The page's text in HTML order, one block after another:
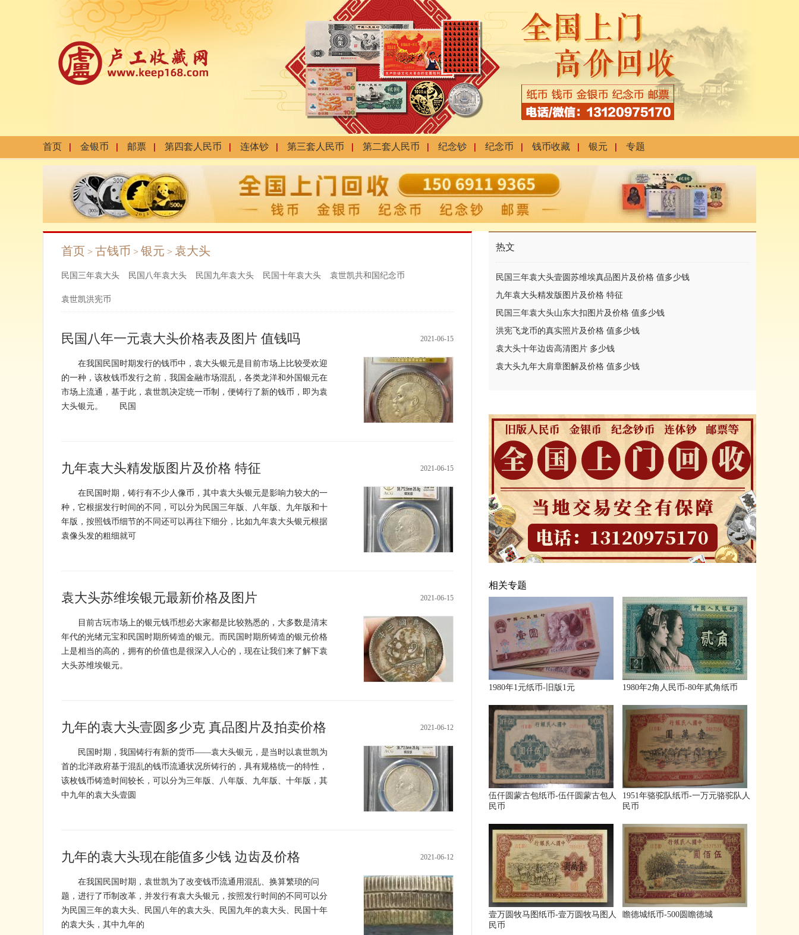
首页 金银币 邮票 第四套人民币 连体钞 第三套人民币 第二套人民币 纪念钞 纪念币 钱币收藏 银元 专题
首页 > 古钱币 > 银元 > 袁大头
民国三年袁大头 民国八年袁大头 民国九年袁大头 民国十年袁大头 袁世凯共和国纪念币
袁世凯洪宪币
民国八年一元袁大头价格表及图片 值钱吗 2021-06-15
在我国民国时期发行的钱币中，袁大头银元是目前市场上比较受欢迎
的一种，该枚钱币发行之前，我国金融市场混乱，各类龙洋和外国银元在
市场上流通，基于此，袁世凯决定统一币制，便铸行了新的钱币，即为袁
大头银元。 民国
九年袁大头精发版图片及价格 特征 2021-06-15
在民国时期，铸行有不少人像币，其中袁大头银元是影响力较大的一
种，它根据发行时间的不同，可以分为民国三年版、八年版、九年版和十
年版，按照钱币细节的不同还可以再往下细分，比如九年袁大头银元根据
袁像头发的粗细就可
袁大头苏维埃银元最新价格及图片 2021-06-15
目前古玩市场上的银元钱币想必大家都是比较熟悉的，大多数是清末
年代的光绪元宝和民国时期所铸造的银元。而民国时期所铸造的银元价格
上是相当的高的，拥有的价值也是很深入人心的，现在让我们来了解下袁
大头苏维埃银元。
九年的袁大头壹圆多少克 真品图片及拍卖价格 2021-06-12
民国时期，我国铸行有新的货币——袁大头银元，是当时以袁世凯为
首的北洋政府基于混乱的钱币流通状况所铸行的，具有规格统一的特性，
该枚钱币铸造时间较长，可以分为三年版、八年版、九年版、十年版，其
中九年的袁大头壹圆
九年的袁大头现在能值多少钱 边齿及价格 2021-06-12
在我国民国时期，袁世凯为了改变钱币流通用混乱、换算繁琐的问
题，进行了币制改革，并发行有袁大头银元，按照发行时间的不同可以分
为民国三年的袁大头、民国八年的袁大头、民国九年的袁大头、民国十年
的袁大头，其中九年的
热文
民国三年袁大头壹圆苏维埃真品图片及价格 值多少钱
九年袁大头精发版图片及价格 特征
民国三年袁大头山东大扣图片及价格 值多少钱
洪宪飞龙币的真实照片及价格 值多少钱
袁大头十年边齿高清图片 多少钱
袁大头九年大肩章图解及价格 值多少钱
相关专题
1980年1元纸币-旧版1元 1980年2角人民币-80年贰角纸币
伍仟圆蒙古包纸币-伍仟圆蒙古包人
民币
1951年骆驼队纸币-一万元骆驼队人
民币
壹万圆牧马图纸币-壹万圆牧马图人
民币
瞻德城纸币-500圆瞻德城